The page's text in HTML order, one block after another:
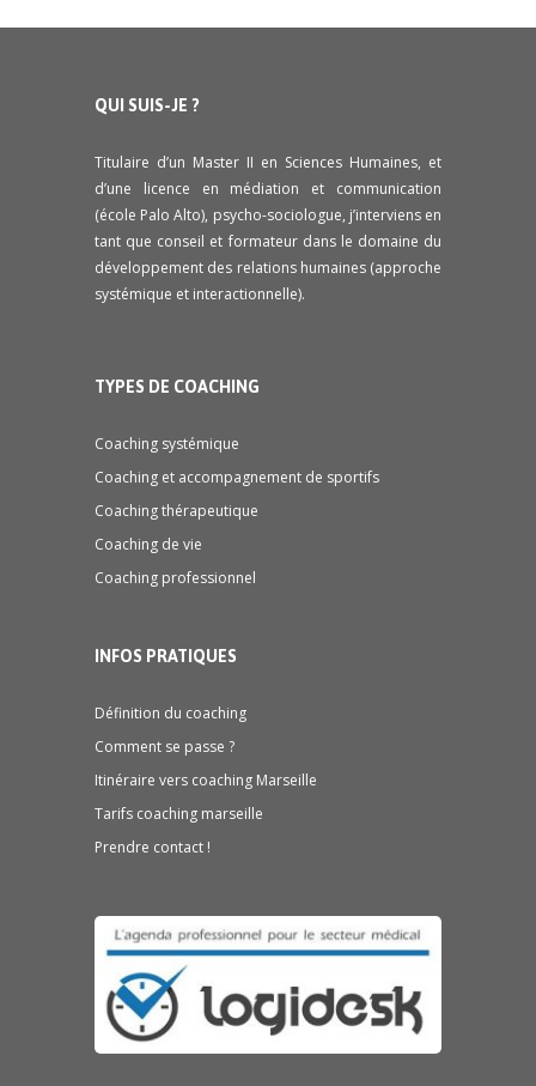
QUI SUIS-JE ?
Titulaire d’un Master II en Sciences Humaines, et
d’une licence en médiation et communication
(école Palo Alto), psycho-sociologue, j’interviens en
tant que conseil et formateur dans le domaine du
développement des relations humaines (approche
systémique et interactionnelle).
TYPES DE COACHING
Coaching systémique
Coaching et accompagnement de sportifs
Coaching thérapeutique
Coaching de vie
Coaching professionnel
INFOS PRATIQUES
Définition du coaching
Comment se passe ?
Itinéraire vers coaching Marseille
Tarifs coaching marseille
Prendre contact !